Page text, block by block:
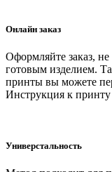
Онлайн заказ
Оформляйте заказ,
готовым изделием.
принты вы можете
Инструкция к принту
Универстальность